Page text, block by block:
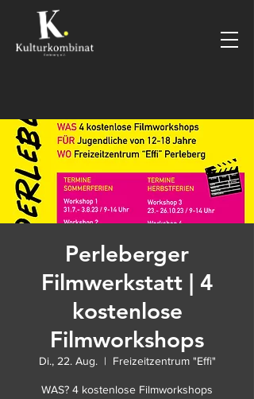
Perleberger
Filmwerkstatt | 4
kostenlose
Filmworkshops
Di., 22. Aug.
  |
Freizeitzentrum "Effi"
WAS? 4 kostenlose Filmworkshops